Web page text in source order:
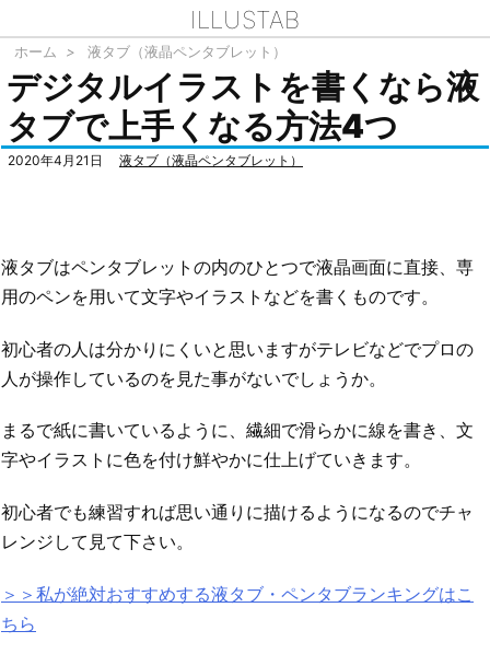
ILLUSTAB
ホーム > 液タブ（液晶ペンタブレット）
デジタルイラストを書くなら液
タブで上手くなる方法4つ
2020年4月21日 液タブ（液晶ペンタブレット）
液タブはペンタブレットの内のひとつで液晶画面に直接、専
用のペンを用いて文字やイラストなどを書くものです。
初心者の人は分かりにくいと思いますがテレビなどでプロの
人が操作しているのを見た事がないでしょうか。
まるで紙に書いているように、繊細で滑らかに線を書き、文
字やイラストに色を付け鮮やかに仕上げていきます。
初心者でも練習すれば思い通りに描けるようになるのでチャ
レンジして見て下さい。
＞＞私が絶対おすすめする液タブ・ペンタブランキングはこ
ちら